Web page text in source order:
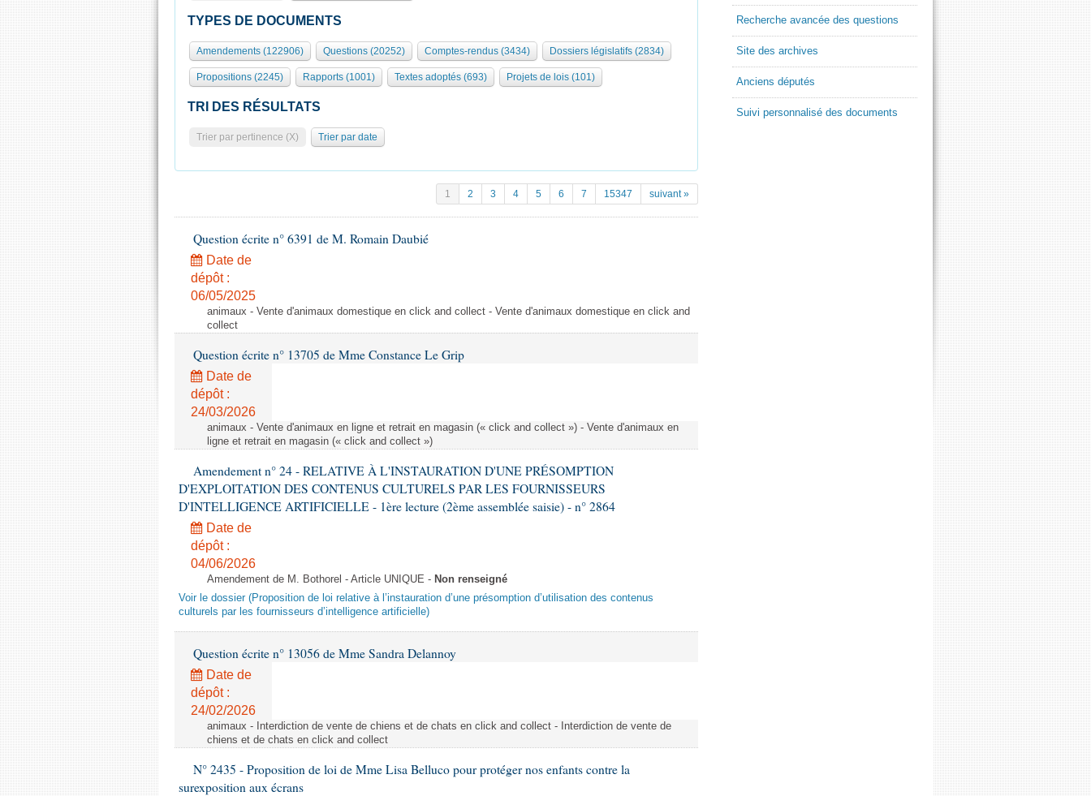
TYPES DE DOCUMENTS
Amendements (122906) Questions (20252) Comptes-rendus (3434) Dossiers législatifs (2834)
Propositions (2245) Rapports (1001) Textes adoptés (693) Projets de lois (101)
TRI DES RÉSULTATS
Trier par pertinence (X) Trier par date
1 2 3 4 5 6 7 15347 suivant »
Question écrite n° 6391 de M. Romain Daubié
Date de
dépôt :
06/05/2025
animaux - Vente d'animaux domestique en click and collect - Vente d'animaux domestique en click and
collect
Question écrite n° 13705 de Mme Constance Le Grip
Date de
dépôt :
24/03/2026
animaux - Vente d'animaux en ligne et retrait en magasin (« click and collect ») - Vente d'animaux en
ligne et retrait en magasin (« click and collect »)
Amendement n° 24 - RELATIVE À L'INSTAURATION D'UNE PRÉSOMPTION
D'EXPLOITATION DES CONTENUS CULTURELS PAR LES FOURNISSEURS
D'INTELLIGENCE ARTIFICIELLE - 1ère lecture (2ème assemblée saisie) - n° 2864
Date de
dépôt :
04/06/2026
Amendement de M. Bothorel - Article UNIQUE - Non renseigné
Voir le dossier (Proposition de loi relative à l’instauration d’une présomption d’utilisation des contenus
culturels par les fournisseurs d’intelligence artificielle)
Question écrite n° 13056 de Mme Sandra Delannoy
Date de
dépôt :
24/02/2026
animaux - Interdiction de vente de chiens et de chats en click and collect - Interdiction de vente de
chiens et de chats en click and collect
N° 2435 - Proposition de loi de Mme Lisa Belluco pour protéger nos enfants contre la
surexposition aux écrans
Recherche avancée des questions
Site des archives
Anciens députés
Suivi personnalisé des documents